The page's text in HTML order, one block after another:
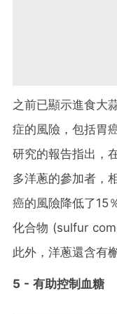
之前已顯示進食大
症的風險，包括胃
研究的報告指出，
多洋蔥的參加者，
癌的風險降低了15
化合物 (sulfur
此外，洋蔥還含有
5 - 有助控制血糖